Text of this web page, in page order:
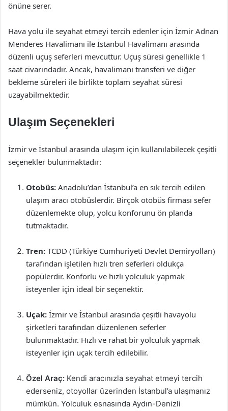
önüne serer.
Hava yolu ile seyahat etmeyi tercih edenler için İzmir Adnan
Menderes Havalimanı ile İstanbul Havalimanı arasında
düzenli uçuş seferleri mevcuttur. Uçuş süresi genellikle 1
saat civarındadır. Ancak, havalimanı transferi ve diğer
bekleme süreleri ile birlikte toplam seyahat süresi
uzayabilmektedir.
Ulaşım Seçenekleri
İzmir ve İstanbul arasında ulaşım için kullanılabilecek çeşitli
seçenekler bulunmaktadır:
Otobüs: Anadolu’dan İstanbul’a en sık tercih edilen
ulaşım aracı otobüslerdir. Birçok otobüs firması sefer
düzenlemekte olup, yolcu konforunu ön planda
tutmaktadır.
Tren: TCDD (Türkiye Cumhuriyeti Devlet Demiryolları)
tarafından işletilen hızlı tren seferleri oldukça
popülerdir. Konforlu ve hızlı yolculuk yapmak
isteyenler için ideal bir seçenektir.
Uçak: İzmir ve İstanbul arasında çeşitli havayolu
şirketleri tarafından düzenlenen seferler
bulunmaktadır. Hızlı ve rahat bir yolculuk yapmak
isteyenler için uçak tercih edilebilir.
Özel Araç: Kendi aracınızla seyahat etmeyi tercih
ederseniz, otoyollar üzerinden İstanbul’a ulaşmanız
mümkün. Yolculuk esnasında Aydın-Denizli